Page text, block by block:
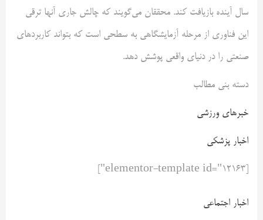
سال آینده بازیافت کند. محققان می‌گویند که چالش جاری آنها ترقی
این فناوری از مرحله آزمایشگاهی به سطحی است که بتواند کاربردهای
صنعتی را در دنیای واقعی پوشش دهد.
دسته بنی مطالب
خبرهای ورزشی
اخبار پزشکی
اخبار اجتماعی